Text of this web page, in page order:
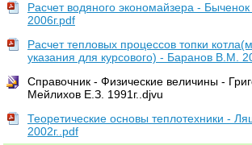
Расчет водяного экономайзера -
2006г.pdf
Расчет тепловых процессов топки
указания для курсового) - Баранов В.М.
Справочник - Физические величины -
Мейлихов Е.З. 1991г..djvu
Теоретические основы теплотехники -
2002г..pdf